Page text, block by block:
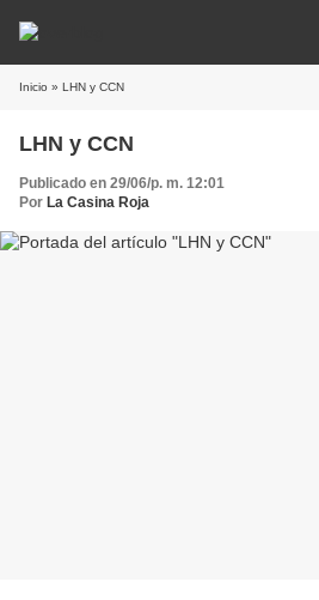
Inicio » LHN y CCN
LHN y CCN
Publicado en 29/06/p. m. 12:01
Por La Casina Roja